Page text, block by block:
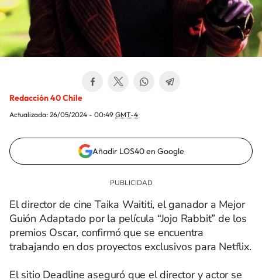
Redacción 40 Chile
Actualizada: 26/05/2024 - 00:49 GMT-4
Añadir LOS40 en Google
El director de cine Taika Waititi, el ganador a Mejor
Guión Adaptado por la película “Jojo Rabbit” de los
premios Oscar, confirmó que se encuentra
trabajando en dos proyectos exclusivos para Netflix.
El sitio Deadline aseguró que el director y actor se